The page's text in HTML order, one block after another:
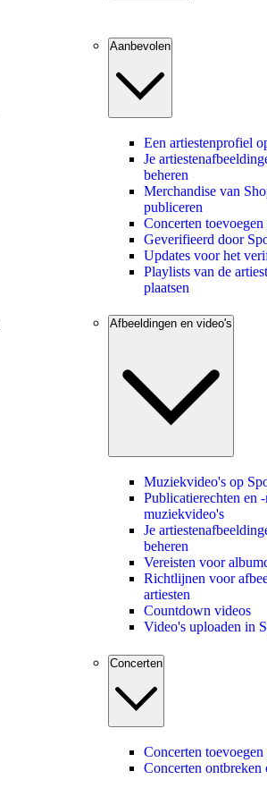
Aanbevolen
Een artiestenprofiel
Je
beheren
Merchandise van
publiceren
Concerten
Geverifieerd door
Updates voor het
Playlists van de
plaatsen
Afbeeldingen en video's
Muziekvideo's op
Publicatierechten en
muziekvideo's
Je
beheren
Vereisten voor
Richtlijnen voor
artiesten
Countdown videos
Video's uploaden in
Concerten
Concerten
Concerten